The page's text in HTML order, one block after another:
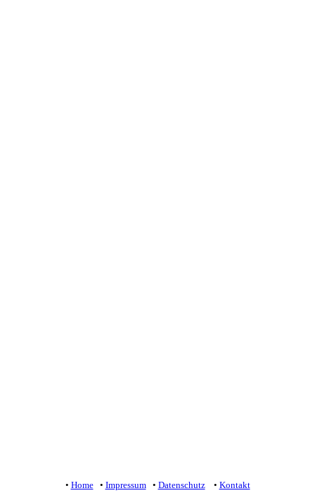
• Home• Impressum• Datenschutz• Kontakt